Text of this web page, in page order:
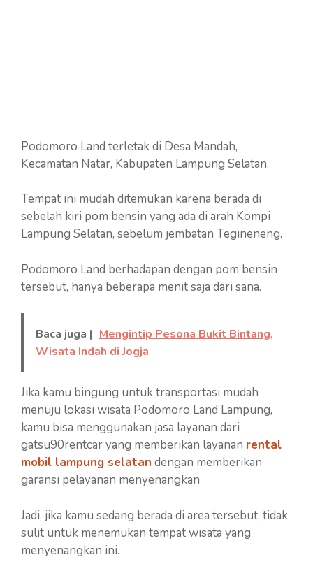
Podomoro Land terletak di Desa Mandah,
Kecamatan Natar, Kabupaten Lampung Selatan.
Tempat ini mudah ditemukan karena berada di
sebelah kiri pom bensin yang ada di arah Kompi
Lampung Selatan, sebelum jembatan Tegineneng.
Podomoro Land berhadapan dengan pom bensin
tersebut, hanya beberapa menit saja dari sana.
Baca juga | Mengintip Pesona Bukit Bintang,
Wisata Indah di Jogja
Jika kamu bingung untuk transportasi mudah
menuju lokasi wisata Podomoro Land Lampung,
kamu bisa menggunakan jasa layanan dari
gatsu90rentcar yang memberikan layanan rental
mobil lampung selatan dengan memberikan
garansi pelayanan menyenangkan
Jadi, jika kamu sedang berada di area tersebut, tidak
sulit untuk menemukan tempat wisata yang
menyenangkan ini.